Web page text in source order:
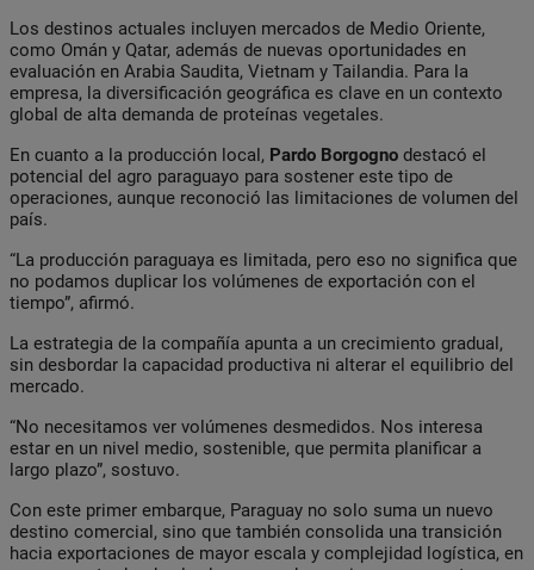
Los destinos actuales incluyen mercados de Medio Oriente,
como Omán y Qatar, además de nuevas oportunidades en
evaluación en Arabia Saudita, Vietnam y Tailandia. Para la
empresa, la diversificación geográfica es clave en un contexto
global de alta demanda de proteínas vegetales.
En cuanto a la producción local, Pardo Borgogno destacó el
potencial del agro paraguayo para sostener este tipo de
operaciones, aunque reconoció las limitaciones de volumen del
país.
“La producción paraguaya es limitada, pero eso no significa que
no podamos duplicar los volúmenes de exportación con el
tiempo”, afirmó.
La estrategia de la compañía apunta a un crecimiento gradual,
sin desbordar la capacidad productiva ni alterar el equilibrio del
mercado.
“No necesitamos ver volúmenes desmedidos. Nos interesa
estar en un nivel medio, sostenible, que permita planificar a
largo plazo”, sostuvo.
Con este primer embarque, Paraguay no solo suma un nuevo
destino comercial, sino que también consolida una transición
hacia exportaciones de mayor escala y complejidad logística, en